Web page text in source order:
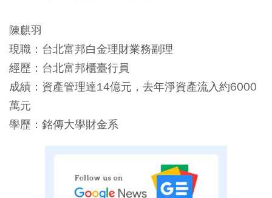
陳麒羽
現職：台北富邦白金理財業務副理
經歷：台北富邦櫃臺行員
成績：資產管理達14億元，去年淨資產流入約6000
萬元
學歷：銘傳大學財金系